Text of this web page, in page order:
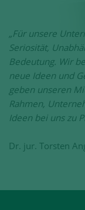
„Für unsere
Seriosität,
Bedeutung. Wir
neue Ideen und
geben unseren
Rahmen,
Ideen bei uns zu
Dr. jur. Torsten